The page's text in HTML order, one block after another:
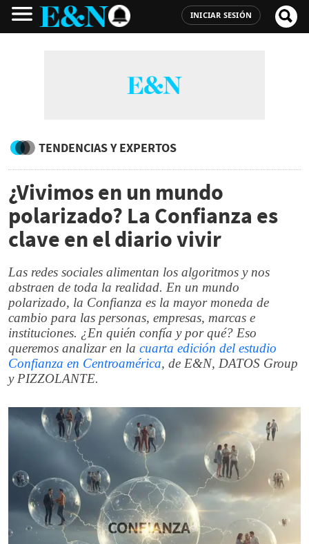
INICIAR SESIÓN
TENDENCIAS Y EXPERTOS
¿Vivimos en un mundo
polarizado? La Confianza es
clave en el diario vivir
Las redes sociales alimentan los algoritmos y nos
abstraen de toda la realidad. En un mundo
polarizado, la Confianza es la mayor moneda de
cambio para las personas, empresas, marcas e
instituciones. ¿En quién confía y por qué? Eso
queremos analizar en la cuarta edición del estudio
Confianza en Centroamérica, de E&N, DATOS Group
y PIZZOLANTE.